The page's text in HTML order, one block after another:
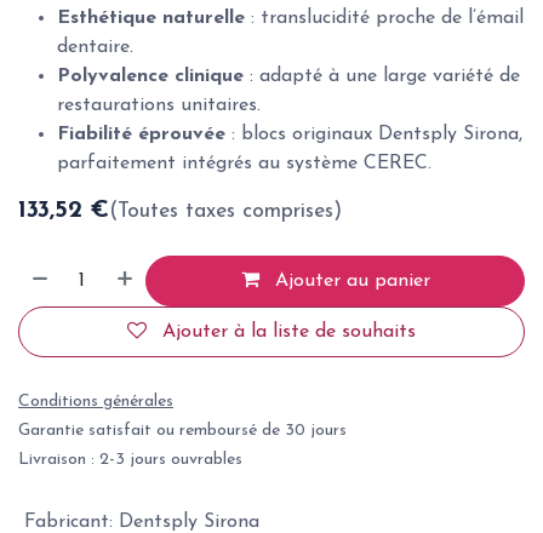
Esthétique naturelle : translucidité proche de l’émail
dentaire.
Polyvalence clinique : adapté à une large variété de
restaurations unitaires.
Fiabilité éprouvée : blocs originaux Dentsply Sirona,
parfaitement intégrés au système CEREC.
133,52 €(Toutes taxes comprises)
Ajouter au panier
Ajouter à la liste de souhaits
Conditions générales
Garantie satisfait ou remboursé de 30 jours
Livraison : 2-3 jours ouvrables
Fabricant: Dentsply Sirona